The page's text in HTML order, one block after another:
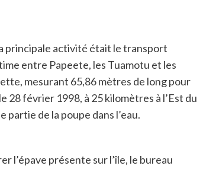
principale activité était le transport
entre Papeete, les Tuamotu et les
mesurant 65,86 mètres de long pour
28 février 1998, à 25 kilomètres à l’Est du
partie de la poupe dans l’eau.
l’épave présente sur l’île, le bureau